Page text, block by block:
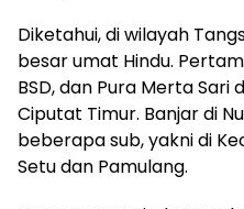
Diketahui, di wilayah
besar umat Hindu.
BSD, dan Pura Merta
Ciputat Timur. Banjar di
beberapa sub, yakni di
Setu dan Pamulang.